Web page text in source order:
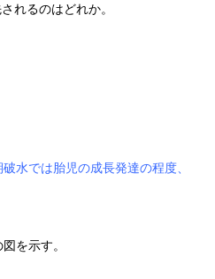
れるのはどれか。
では胎児の成長発達の程度、
を示す。